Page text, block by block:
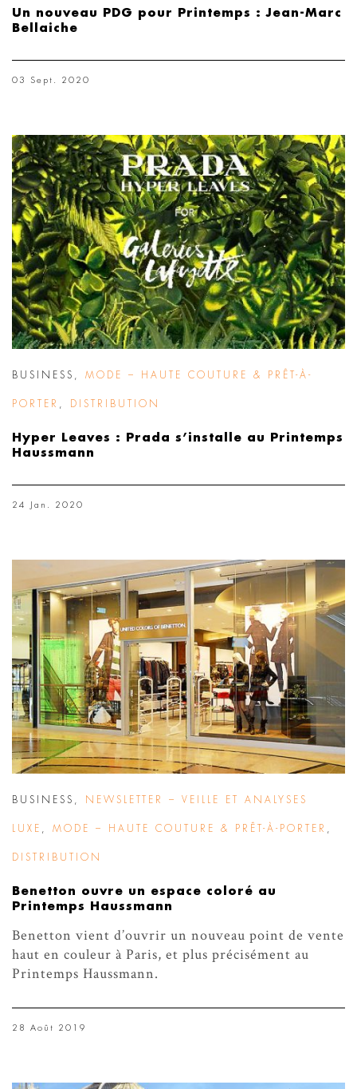
Un nouveau PDG pour Printemps : Jean-Marc
Bellaiche
03 Sept. 2020
BUSINESS MODE – HAUTE COUTURE & PRÊT-À-
PORTER DISTRIBUTION
Hyper Leaves : Prada s’installe au Printemps
Haussmann
24 Jan. 2020
BUSINESS NEWSLETTER – VEILLE ET ANALYSES
LUXE MODE – HAUTE COUTURE & PRÊT-À-PORTER
DISTRIBUTION
Benetton ouvre un espace coloré au
Printemps Haussmann
Benetton vient d’ouvrir un nouveau point de vente
haut en couleur à Paris, et plus précisément au
Printemps Haussmann.
28 Août 2019